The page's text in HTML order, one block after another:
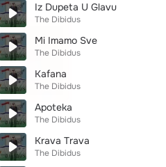
Iz Dupeta U Glavu
The Dibidus
Mi Imamo Sve
The Dibidus
Kafana
The Dibidus
Apoteka
The Dibidus
Krava Trava
The Dibidus